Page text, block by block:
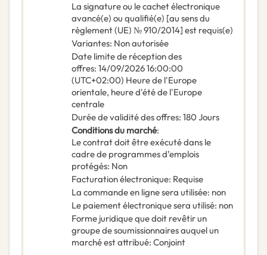
La signature ou le cachet électronique
avancé(e) ou qualifié(e) [au sens du
règlement (UE) № 910/2014] est requis(e)
Variantes: Non autorisée
Date limite de réception des
offres: 14/09/202616:00:00
(UTC+02:00) Heure de l'Europe
orientale, heure d'été de l'Europe
centrale
Durée de validité des offres: 180 Jours
Conditions du marché:
Le contrat doit être exécuté dans le
cadre de programmes d’emplois
protégés: Non
Facturation électronique: Requise
La commande en ligne sera utilisée: non
Le paiement électronique sera utilisé: non
Forme juridique que doit revêtir un
groupe de soumissionnaires auquel un
marché est attribué: Conjoint